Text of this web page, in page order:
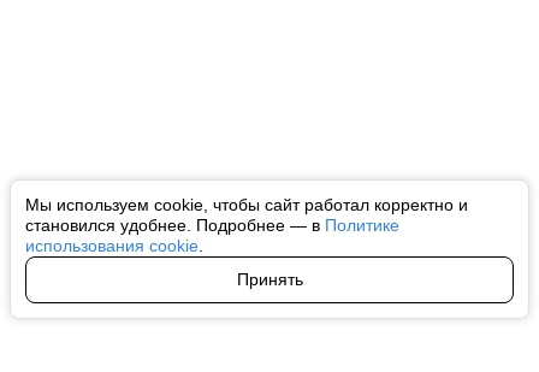
Мы используем cookie, чтобы сайт работал корректно и
становился удобнее. Подробнее — в Политике
использования cookie
Принять